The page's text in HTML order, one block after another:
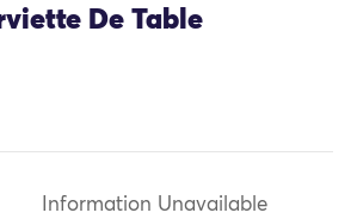
De Table
Information Unavailable